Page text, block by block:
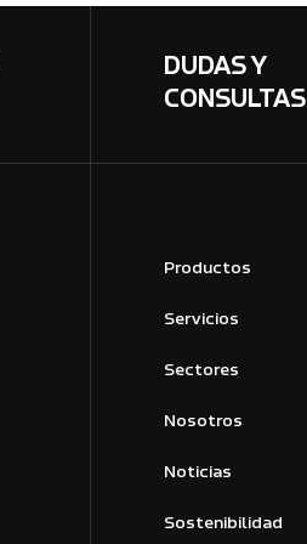
DUDAS Y
CONSULTAS
Productos
Servicios
Sectores
Nosotros
Noticias
Sostenibilidad